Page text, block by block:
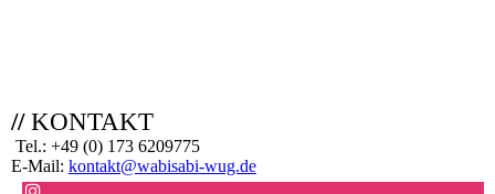
// KONTAKT
Tel.: +49 (0) 173 6209775
E-Mail: kontakt@wabisabi-wug.de